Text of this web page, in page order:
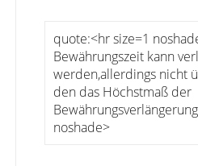
quote:<hr size=1
Bewährungszeit kann
werden,allerdings nicht
den das Höchstmaß der
noshade>